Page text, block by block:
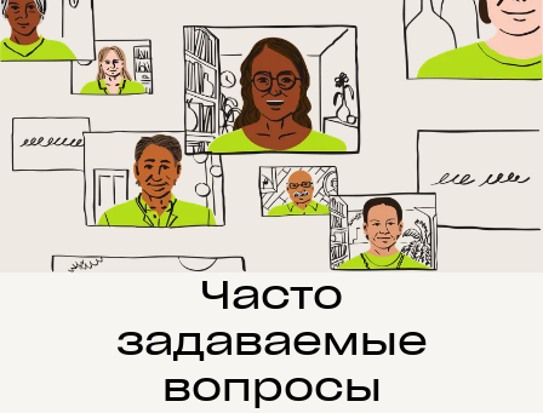
Часто
задаваемые
вопросы